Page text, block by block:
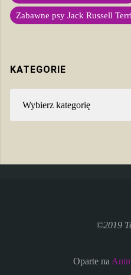
Zabawne psy Jack Russell
KATEGORIE
©2019
Oparte na